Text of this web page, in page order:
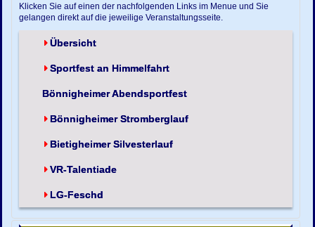
Klicken Sie auf einen der nachfolgenden Links im Menue und Sie
gelangen direkt auf die jeweilige Veranstaltungsseite.
Übersicht
Sportfest an Himmelfahrt
Bönnigheimer Abendsportfest
Bönnigheimer Stromberglauf
Bietigheimer Silvesterlauf
VR-Talentiade
LG-Feschd